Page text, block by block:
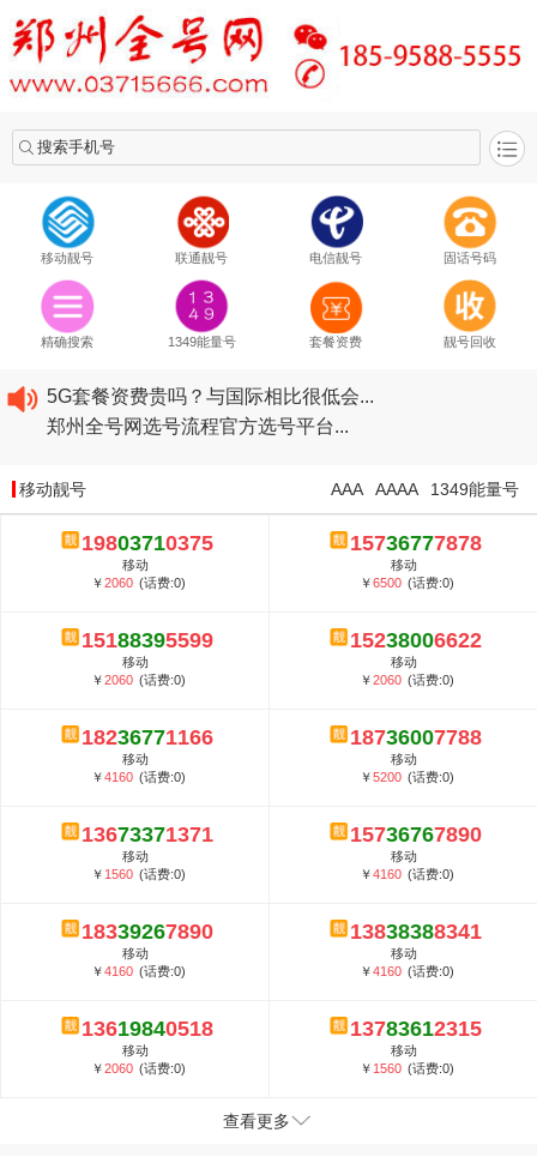
搜索手机号
移动靓号 联通靓号 电信靓号 固话号码
精确搜索 1349能量号 套餐资费 靓号回收
2020​移动最新套餐资费...
2020​联通最新套餐资费...
5G套餐资费贵吗？与国际相比很低会...
郑州全号网选号流程官方选号平台...
2020​联通最新套餐资费...
2020​电信最新套餐资费...
5G套餐资费贵吗？与国际相比很低会...
郑州全号网选号流程官方选号平台...
移动靓号 1349能量号
AAAA
AAA
19803710375
移动
￥2060 (话费:0)
15736777878
移动
￥6500 (话费:0)
15188395599
移动
￥2060 (话费:0)
15238006622
移动
￥2060 (话费:0)
18236771166
移动
￥4160 (话费:0)
18736007788
移动
￥5200 (话费:0)
13673371371
移动
￥ 1560 (话费:0)
15736767890
移动
￥4160 (话费:0)
18339267890
移动
￥4160 (话费:0)
13838388341
移动
￥4160 (话费:0)
13619840518
移动
￥2060 (话费:0)
13783612315
移动
￥ 1560 (话费:0)
查看更多